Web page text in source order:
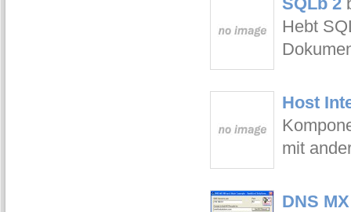
Hebt
Host
mit
DNS